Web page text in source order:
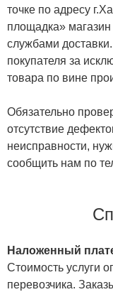
точке по адресу
площадка»
службами
покупателя за
товара по вине
Обязательно
отсутствие
неисправности,
сообщить нам по
Наложенный
Стоимость услуги
перевозчика.